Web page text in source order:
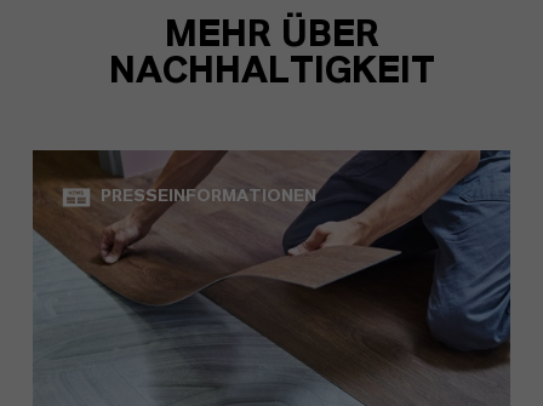
MEHR ÜBER
NACHHALTIGKEIT
PRESSEINFORMATIONEN